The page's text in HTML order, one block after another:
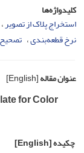
کلیدواژه‌ها
استخراج پلاک از تصویر
نرخ قطعه‌بندی
عنوان مقاله[English]
for Color
چکیده[English]